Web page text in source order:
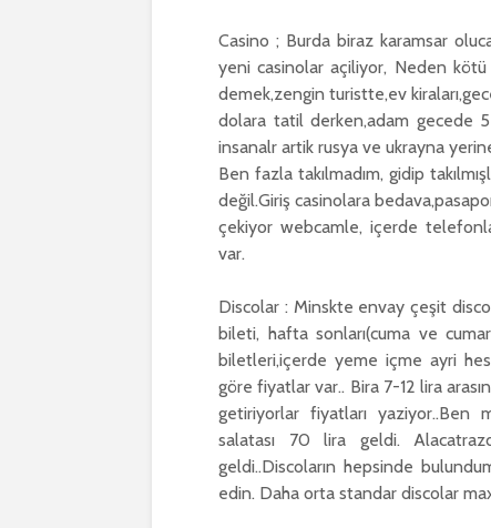
Casino ; Burda biraz karamsar
yeni casinolar açiliyor, Neden
demek,zengin turistte,ev
dolara tatil derken,adam gecede
insanalr artik rusya ve ukrayna
Ben fazla takılmadım, gidip
değil.Giriş casinolara
çekiyor webcamle, içerde
var.
Discolar : Minskte envay çeşit
bileti, hafta sonları(cuma ve
biletleri,içerde yeme içme ayri
göre fiyatlar var.. Bira 7-12 lira
getiriyorlar fiyatları yaziyor..Ben
salatası 70 lira geldi.
geldi..Discoların hepsinde
edin. Daha orta standar discolar